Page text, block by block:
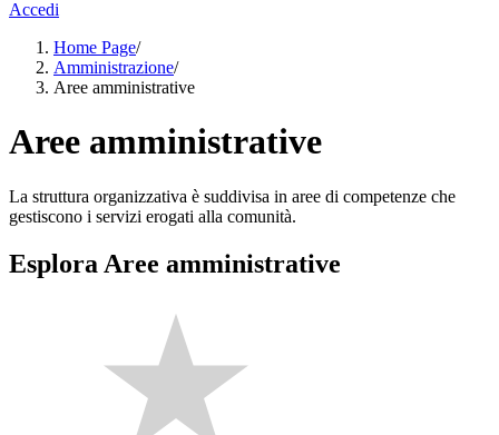
Accedi
Home Page/
Amministrazione/
Aree amministrative
Aree amministrative
La struttura organizzativa è suddivisa in aree di competenze che
gestiscono i servizi erogati alla comunità.
Esplora Aree amministrative